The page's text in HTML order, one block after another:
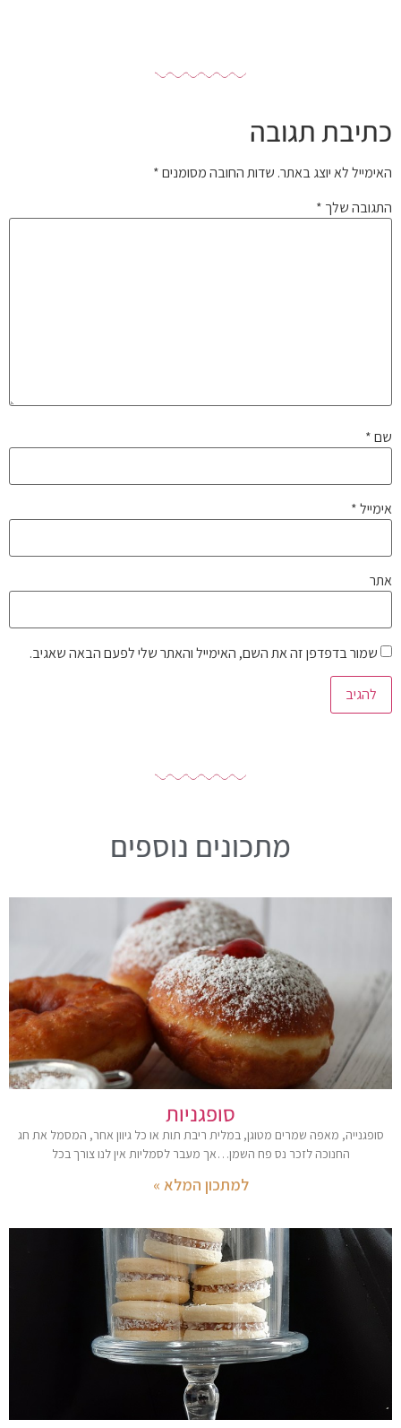
כתיבת תגובה
האימייל לא יוצג באתר. שדות החובה מסומנים*
התגובה שלך *
שם*
אימייל*
אתר
שמור בדפדפן זה את השם, האימייל והאתר שלי לפעם הבאה שאגיב.
מתכונים נוספים
סופגניות
סופגנייה, מאפה שמרים מטוגן, במלית ריבת תות או כל גיוון אחר, המסמל את חג
החנוכה לזכר נס פח השמן…אך מעבר לסמליות אין לנו צורך בכל
למתכון המלא »